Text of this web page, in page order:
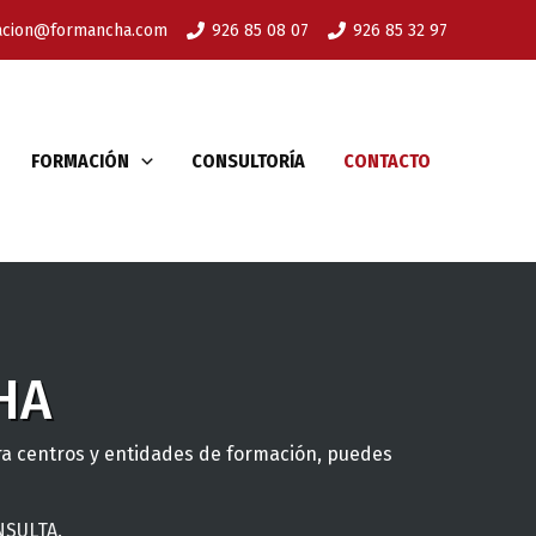
926 85 08 07 926 85 32 97
FORMACIÓN CONSULTORÍA CONTACTO
centros y entidades de formación, puedes